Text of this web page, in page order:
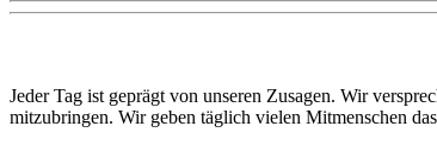
Jeder Tag ist geprägt von unseren Zusagen. Wir
mitzubringen. Wir geben täglich vielen Mitmenschen